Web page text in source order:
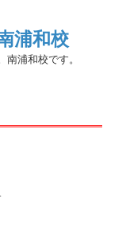
浦和校
浦和校です。